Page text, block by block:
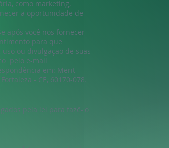
como marketing,
a oportunidade de
após você nos fornecer
para que
ou divulgação de suas
pelo e-mail
em: Merit
- CE, 60170-078.
pela lei para fazê-lo